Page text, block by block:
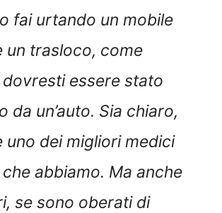
fai urtando un mobile
un trasloco, come
essere stato
da un’auto. Sia chiaro,
uno dei migliori medici
abbiamo. Ma anche
se sono oberati di